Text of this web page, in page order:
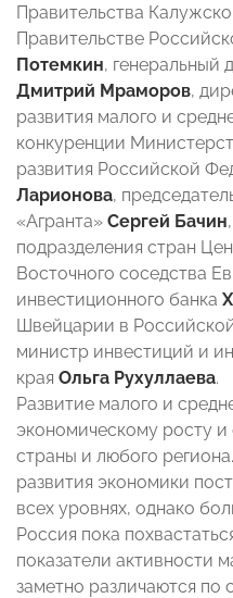
Правительства
Правительстве
Потемкин, генеральный
Дмитрий Мраморов,
развития малого и
конкуренции
развития Российской
Ларионова,
«Агранта» Сергей Бачин
подразделения стран
Восточного соседства
инвестиционного банка
Швейцарии в
министр инвестиций и
края Ольга Рухуллаева.
Развитие малого и
экономическому росту
страны и любого
развития экономики
всех уровнях, однако
Россия пока
показатели активности
заметно различаются по